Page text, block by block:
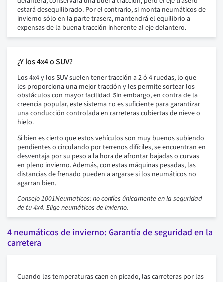
estará desequilibrado. Por el contrario, si monta neumáticos de
invierno sólo en la parte trasera, mantendrá el equilibrio a
expensas de la buena tracción inherente al eje delantero.
¿Y los 4x4 o SUV?
Los 4x4 y los SUV suelen tener tracción a 2 ó 4 ruedas, lo que
les proporciona una mejor tracción y les permite sortear los
obstáculos con mayor facilidad. Sin embargo, en contra de la
creencia popular, este sistema no es suficiente para garantizar
una conducción controlada en carreteras cubiertas de nieve o
hielo.
Si bien es cierto que estos vehículos son muy buenos subiendo
pendientes o circulando por terrenos difíciles, se encuentran en
desventaja por su peso a la hora de afrontar bajadas o curvas
en pleno invierno. Además, con estas máquinas pesadas, las
distancias de frenado pueden alargarse si los neumáticos no
agarran bien.
Consejo 1001Neumaticos: no confíes únicamente en la seguridad
de tu 4x4. Elige neumáticos de invierno.
4 neumáticos de invierno: Garantía de seguridad en la
carretera
Cuando las temperaturas caen en picado, las carreteras por las